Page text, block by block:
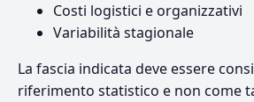
Costi logistici e organizzativi
Variabilità stagionale
La fascia indicata deve essere
riferimento statistico e non come